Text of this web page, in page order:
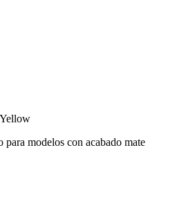
para modelos con acabado mate